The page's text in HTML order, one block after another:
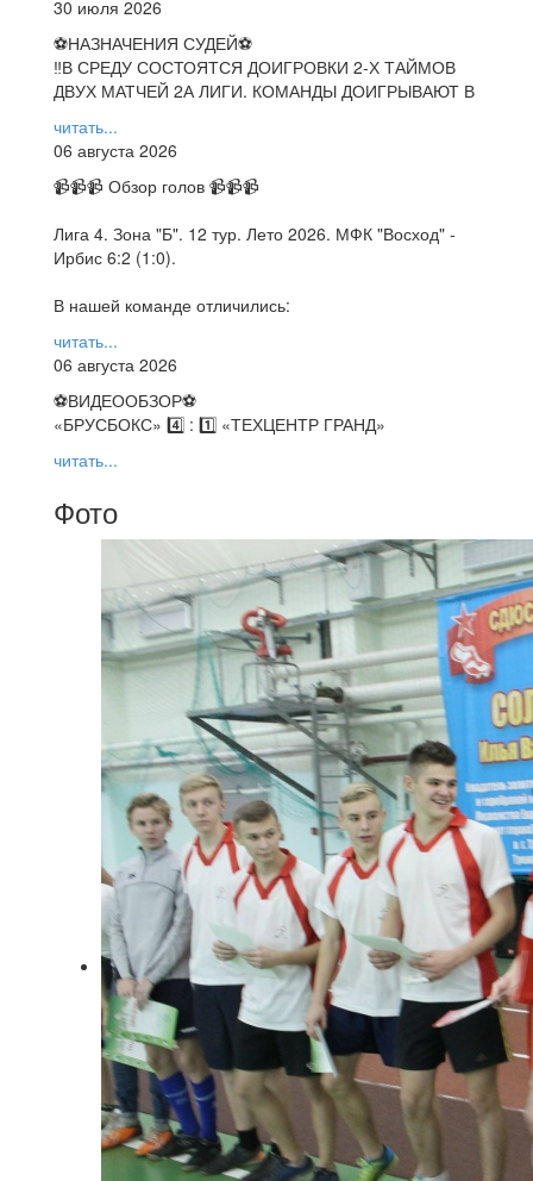
30 июля 2026
⚽НАЗНАЧЕНИЯ СУДЕЙ⚽
‼В СРЕДУ СОСТОЯТСЯ ДОИГРОВКИ 2-Х ТАЙМОВ
ДВУХ МАТЧЕЙ 2А ЛИГИ. КОМАНДЫ ДОИГРЫВАЮТ В
читать...
06 августа 2026
📹📹📹 Обзор голов 📹📹📹
Лига 4. Зона "Б". 12 тур. Лето 2026. МФК "Восход" -
Ирбис 6:2 (1:0).
В нашей команде отличились:
читать...
06 августа 2026
⚽️ВИДЕООБЗОР⚽️
«БРУСБОКС» 4️⃣ : 1️⃣ «ТЕХЦЕНТР ГРАНД»
читать...
Фото